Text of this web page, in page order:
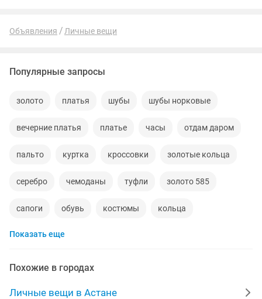
Объявления Личные вещи
Популярные запросы
золото платья шубы шубы норковые
вечерние платья платье часы отдам даром
пальто куртка кроссовки золотые кольца
серебро чемоданы туфли золото 585
сапоги обувь костюмы кольца
норковые шубы новые
инвалидные коляски
Показать еще
Похожие в городах
Личные вещи в Астане